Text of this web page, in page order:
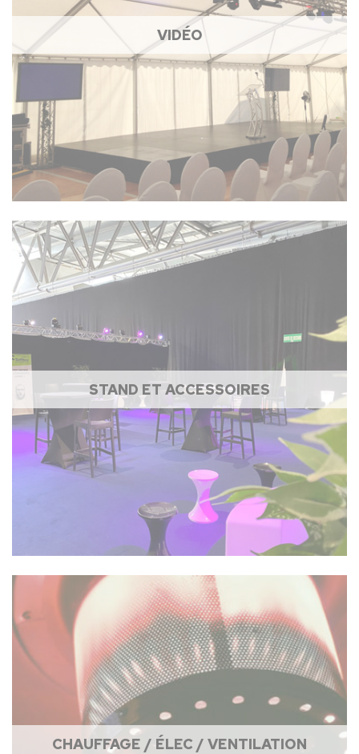
VIDÉO
STAND ET ACCESSOIRES
CHAUFFAGE / ÉLEC / VENTILATION